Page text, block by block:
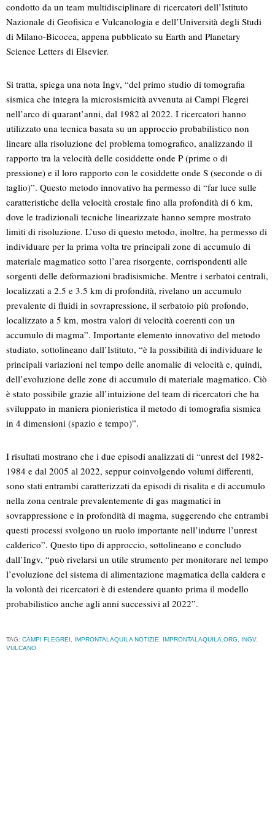
condotto da un team multidisciplinare di ricercatori dell’Istituto
Nazionale di Geofisica e Vulcanologia e dell’Università degli Studi
di Milano-Bicocca, appena pubblicato su Earth and Planetary
Science Letters di Elsevier.
Si tratta, spiega una nota Ingv, “del primo studio di tomografia
sismica che integra la microsismicità avvenuta ai Campi Flegrei
nell’arco di quarant’anni, dal 1982 al 2022. I ricercatori hanno
utilizzato una tecnica basata su un approccio probabilistico non
lineare alla risoluzione del problema tomografico, analizzando il
rapporto tra la velocità delle cosiddette onde P (prime o di
pressione) e il loro rapporto con le cosiddette onde S (seconde o di
taglio)”. Questo metodo innovativo ha permesso di “far luce sulle
caratteristiche della velocità crostale fino alla profondità di 6 km,
dove le tradizionali tecniche linearizzate hanno sempre mostrato
limiti di risoluzione. L’uso di questo metodo, inoltre, ha permesso di
individuare per la prima volta tre principali zone di accumulo di
materiale magmatico sotto l’area risorgente, corrispondenti alle
sorgenti delle deformazioni bradisismiche. Mentre i serbatoi centrali,
localizzati a 2.5 e 3.5 km di profondità, rivelano un accumulo
prevalente di fluidi in sovrapressione, il serbatoio più profondo,
localizzato a 5 km, mostra valori di velocità coerenti con un
accumulo di magma”. Importante elemento innovativo del metodo
studiato, sottolineano dall’Istituto, “è la possibilità di individuare le
principali variazioni nel tempo delle anomalie di velocità e, quindi,
dell’evoluzione delle zone di accumulo di materiale magmatico. Ciò
è stato possibile grazie all’intuizione del team di ricercatori che ha
sviluppato in maniera pionieristica il metodo di tomografia sismica
in 4 dimensioni (spazio e tempo)”.
I risultati mostrano che i due episodi analizzati di “unrest del 1982-
1984 e dal 2005 al 2022, seppur coinvolgendo volumi differenti,
sono stati entrambi caratterizzati da episodi di risalita e di accumulo
nella zona centrale prevalentemente di gas magmatici in
sovrappressione e in profondità di magma, suggerendo che entrambi
questi processi svolgono un ruolo importante nell’indurre l’unrest
calderico”. Questo tipo di approccio, sottolineano e concludo
dall’Ingv, “può rivelarsi un utile strumento per monitorare nel tempo
l’evoluzione del sistema di alimentazione magmatica della caldera e
la volontà dei ricercatori è di estendere quanto prima il modello
probabilistico anche agli anni successivi al 2022”.
TAG: CAMPI FLEGREI, IMPRONTALAQUILA NOTIZIE, IMPRONTALAQUILA.ORG, INGV,
VULCANO